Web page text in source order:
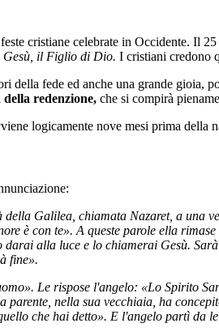
cristiane celebrate in Occidente. Il
Gesù, il Figlio di Dio. I cristiani credono
della fede ed anche una grande gioia,
della redenzione, che si compirà
logicamente nove mesi prima della
Galilea, chiamata Nazaret, a una
è con te». A queste parole ella
alla luce e lo chiamerai Gesù.
fine».
Le rispose l'angelo: «Lo Spirito
nella sua vecchiaia, ha
che hai detto». E l'angelo partì da